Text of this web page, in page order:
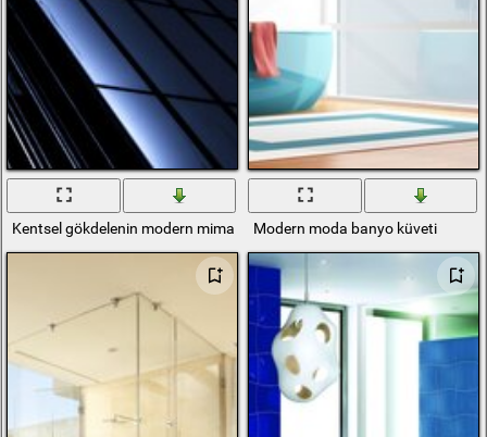
Kentsel gökdelenin modern mimarisiModern moda banyo küveti